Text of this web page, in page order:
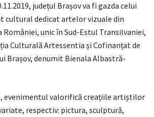
județul Brașov va fi gazda celui
cultural dedicat artelor vizuale din
României, unic în Sud-Estul Transilvaniei,
Culturală Artessentia și Cofinanțat de
Brașov, denumit Bienala Albastră-
evenimentul valorifică creațiile artiștilor
respectiv: pictura, sculptură,